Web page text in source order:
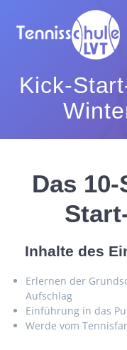
Kick-
Das
Inhalte des
Erlernen der
Aufschlag
Einführung in das
Werde vom